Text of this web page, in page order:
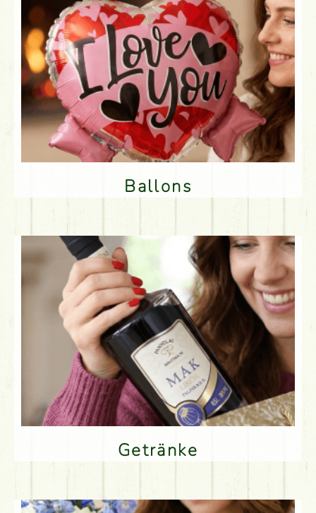
Ballons
Getränke